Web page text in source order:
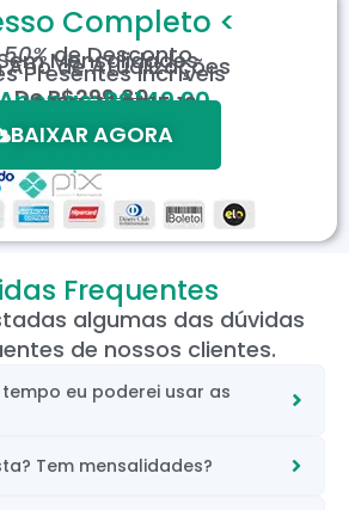
Completo <
50%de Desconto
Mensalidades
de Atualizações
Presentes Incríveis
DeR$299,80R$149,90
12X de R$15,19
válida por tempo limitado.
BAIXAR AGORA
Frequentes
algumas das dúvidas
de nossos clientes.
eu poderei usar as
Tem mensalidades?